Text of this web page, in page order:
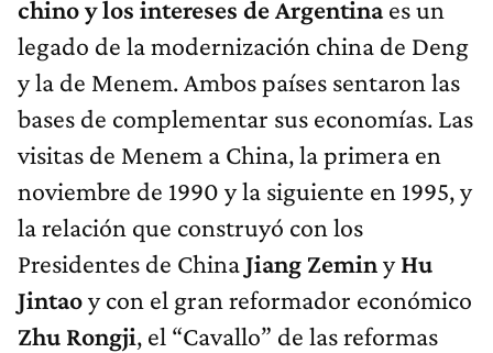
chino y los intereses de Argentinaes un
legado de la modernización china de Deng
y la de Menem. Ambos países sentaron las
bases de complementar sus economías. Las
visitas de Menem a China, la primera en
noviembre de 1990 y la siguiente en 1995, y
la relación que construyó con los
Presidentes de ChinaJiang ZeminyHu
Jintaoy con el gran reformador económico
Zhu Rongji, el “Cavallo” de las reformas